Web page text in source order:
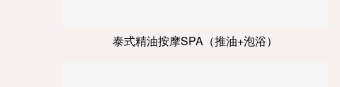
泰式精油按摩SPA（推油+泡浴）